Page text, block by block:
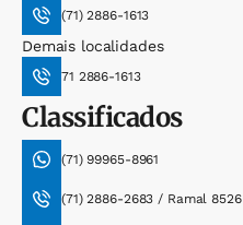
(71) 2886-1613
Demais localidades
71 2886-1613
Classificados
(71) 99965-8961
(71) 2886-2683 / Ramal 8526